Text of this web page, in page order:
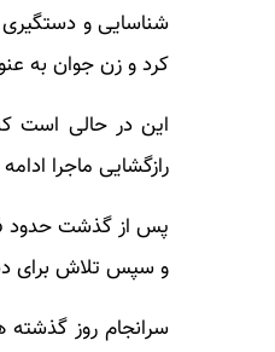
شناسایی و
کرد و زن جوان به
این در حالی است
رازگشایی ماجرا
و سپس تلاش برای
سرانجام روز گذشته